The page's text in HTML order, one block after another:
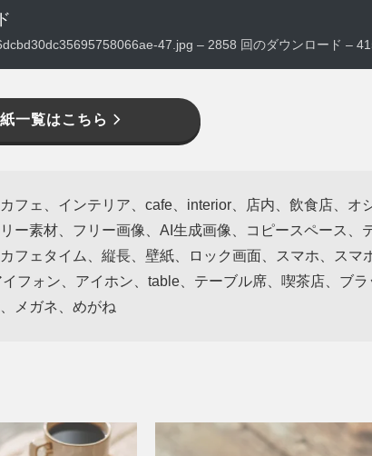
47.jpg – 2858 回のダウンロード –
一覧はこちら
フェ、インテリア、cafe、interior、店内、飲食店、オ
ー素材、フリー画像、AI生成画像、コピースペース、
フェタイム、縦長、壁紙、ロック画面、スマホ、スマ
フォン、アイホン、table、テーブル席、喫茶店、ブ
メガネ、めがね